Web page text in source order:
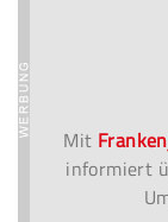
Mit
informiert